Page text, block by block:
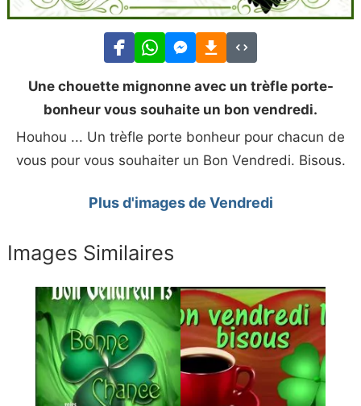
Une chouette mignonne avec un trèfle porte-
bonheur vous souhaite un bon vendredi.
Houhou ... Un trèfle porte bonheur pour chacun de
vous pour vous souhaiter un Bon Vendredi. Bisous.
Plus d'images de Vendredi
Images Similaires